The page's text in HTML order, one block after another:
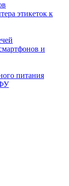
этикеток к
и
питания